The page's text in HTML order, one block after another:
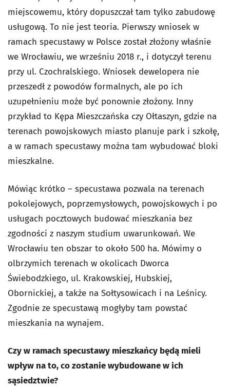
miejscowemu, który dopuszczał tam tylko zabudowę
usługową. To nie jest teoria. Pierwszy wniosek w
ramach specustawy w Polsce został złożony właśnie
we Wrocławiu, we wrześniu 2018 r., i dotyczył terenu
przy ul. Czochralskiego. Wniosek dewelopera nie
przeszedł z powodów formalnych, ale po ich
uzupełnieniu może być ponownie złożony. Inny
przykład to Kępa Mieszczańska czy Ołtaszyn, gdzie na
terenach powojskowych miasto planuje park i szkołę,
a w ramach specustawy można tam wybudować bloki
mieszkalne.
Mówiąc krótko – specustawa pozwala na terenach
pokolejowych, poprzemysłowych, powojskowych i po
usługach pocztowych budować mieszkania bez
zgodności z naszym studium uwarunkowań. We
Wrocławiu ten obszar to około 500 ha. Mówimy o
olbrzymich terenach w okolicach Dworca
Świebodzkiego, ul. Krakowskiej, Hubskiej,
Obornickiej, a także na Sołtysowicach i na Leśnicy.
Zgodnie ze specustawą mogłyby tam powstać
mieszkania na wynajem.
Czy w ramach specustawy mieszkańcy będą mieli
wpływ na to, co zostanie wybudowane w ich
sąsiedztwie?